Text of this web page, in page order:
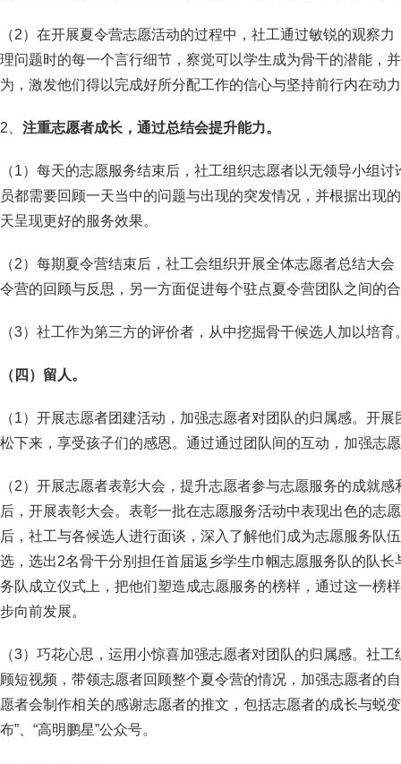
（2）在开展夏令营志愿活动的过程中，社工通过敏锐的观察
理问题时的每一个言行细节，察觉可以学生成为骨干的潜能，
为，激发他们得以完成好所分配工作的信心与坚持前行内在动
2、 注重志愿者成长，通过总结会提升能力。
（1）每天的志愿服务结束后，社工组织志愿者以无领导小组
员都需要回顾一天当中的问题与出现的突发情况，并根据出现
天呈现更好的服务效果。
（2）每期夏令营结束后，社工会组织开展全体志愿者总结大
令营的回顾与反思，另一方面促进每个驻点夏令营团队之间的
（3）社工作为第三方的评价者，从中挖掘骨干候选人加以培育
（四）留人。
（1）开展志愿者团建活动，加强志愿者对团队的归属感。开
松下来，享受孩子们的感恩。通过通过团队间的互动，加强志
（2）开展志愿者表彰大会，提升志愿者参与志愿服务的成就
后，开展表彰大会。表彰一批在志愿服务活动中表现出色的志
后，社工与各候选人进行面谈，深入了解他们成为志愿服务队
选，选出2名骨干分别担任首届返乡学生巾帼志愿服务队的队
务队成立仪式上，把他们塑造成志愿服务的榜样，通过这一榜
步向前发展。
（3）巧花心思，运用小惊喜加强志愿者对团队的归属感。社
顾短视频，带领志愿者回顾整个夏令营的情况，加强志愿者的
愿者会制作相关的感谢志愿者的推文，包括志愿者的成长与蜕
布”、“高明鹏星”公众号。